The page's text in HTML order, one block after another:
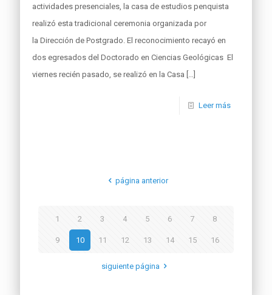
actividades presenciales, la casa de estudios penquista
realizó esta tradicional ceremonia organizada por
la Dirección de Postgrado. El reconocimiento recayó en
dos egresados del Doctorado en Ciencias Geológicas El
viernes recién pasado, se realizó en la Casa […]
Leer más
página anterior
1 2 3 4 5 6 7 8
9 10 11 12 13 14 15 16
siguiente página